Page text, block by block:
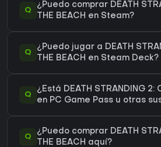
Q
¿Puedo comprar DEATH
THE BEACH en Steam?
Q
¿Puedo jugar a DEATH
THE BEACH en Steam Deck?
Q
¿Está DEATH STRANDING 2:
en PC Game Pass u otras
Q
¿Puedo comprar DEATH
THE BEACH aquí?